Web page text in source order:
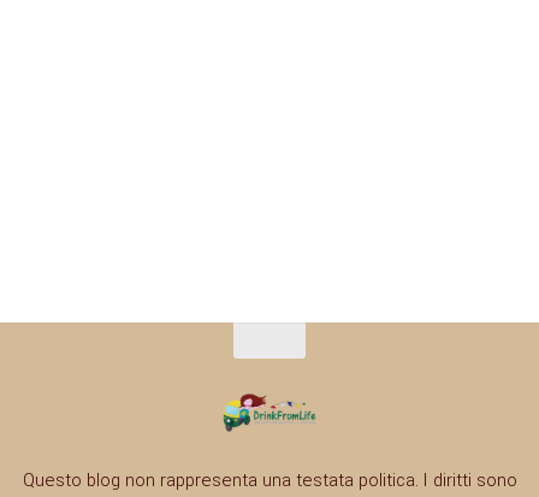
Questo blog non rappresenta una testata politica. I diritti sono